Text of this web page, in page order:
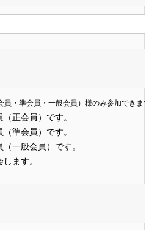
・準会員・一般会員）様のみ参加できます
正会員）です。
準会員）です。
一般会員）です。
ます。